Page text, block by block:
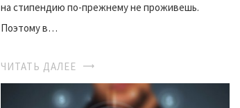
на стипендию по-прежнему не проживешь.
Поэтому в…
ЧИТАТЬ ДАЛЕЕ